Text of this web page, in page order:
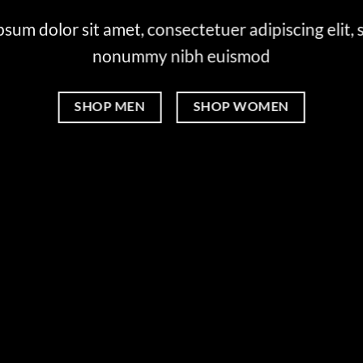
dolor sit amet, consectetuer adipiscing elit,
nonummy nibh euismod
SHOP MEN SHOP WOMEN